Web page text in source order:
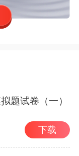
题试卷（一）
下载